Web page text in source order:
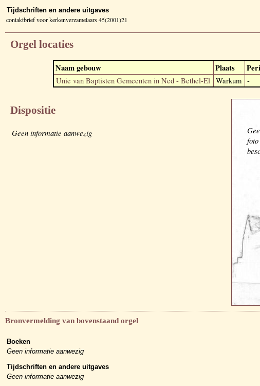
Tijdschriften en andere uitgaves
contaktbrief voor kerkenverzamelaars 45(2001)21
Orgel locaties
Naam gebouw Plaats
Unie van Baptisten Gemeenten in Ned - Bethel-El Warkum -
Dispositie
Geen informatie aanwezig
foto
Bronvermelding van bovenstaand orgel
Boeken
Geen informatie aanwezig
Tijdschriften en andere uitgaves
Geen informatie aanwezig